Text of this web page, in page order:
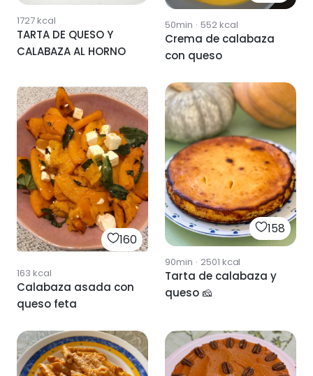
1727kcal
TARTA DE QUESO Y
CALABAZA AL HORNO
50min · 552kcal
Crema de calabaza
con queso
160
163 kcal
Calabaza asada con
queso feta
158
90min · 2501 kcal
Tarta de calabaza y
queso 🧀